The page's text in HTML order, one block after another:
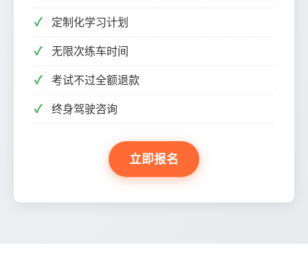
定制化学习计划
无限次练车时间
考试不过全额退款
终身驾驶咨询
立即报名